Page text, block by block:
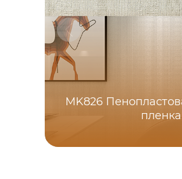
MK826
пленка